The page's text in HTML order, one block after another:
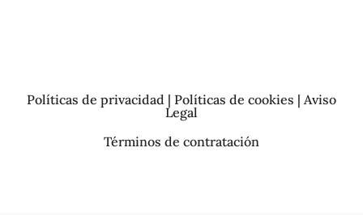
Políticas de privacidad | Políticas de cookies | Aviso
Legal
Términos de contratación